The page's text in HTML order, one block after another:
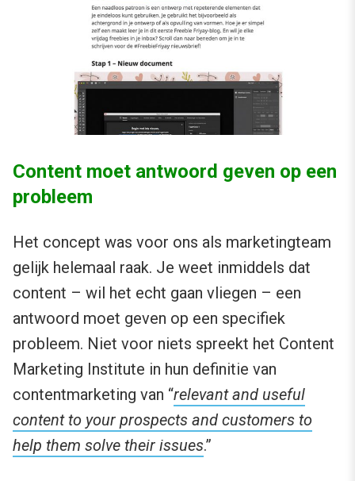
Content moet antwoord geven op een
probleem
Het concept was voor ons als marketingteam
gelijk helemaal raak. Je weet inmiddels dat
content – wil het echt gaan vliegen – een
antwoord moet geven op een specifiek
probleem. Niet voor niets spreekt het Content
Marketing Institute in hun definitie van
contentmarketing van “relevant and useful
content to your prospects and customers to
help them solve their issues.”